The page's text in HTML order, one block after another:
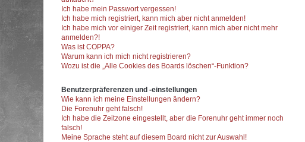
Ich habe mein Passwort vergessen!
Ich habe mich registriert, kann mich aber nicht anmelden!
Ich habe mich vor einiger Zeit registriert, kann mich aber nicht mehr
anmelden?!
Was ist COPPA?
Warum kann ich mich nicht registrieren?
Wozu ist die „Alle Cookies des Boards löschen“-Funktion?
Benutzerpräferenzen und -einstellungen
Wie kann ich meine Einstellungen ändern?
Die Forenuhr geht falsch!
Ich habe die Zeitzone eingestellt, aber die Forenuhr geht immer noch
falsch!
Meine Sprache steht auf diesem Board nicht zur Auswahl!